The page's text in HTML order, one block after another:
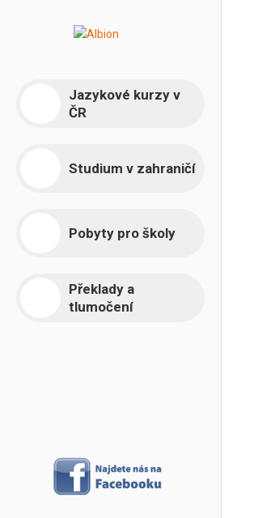
Jazykové kurzy v
ČR
Studium v zahraničí
Pobyty pro školy
Překlady a
tlumočení